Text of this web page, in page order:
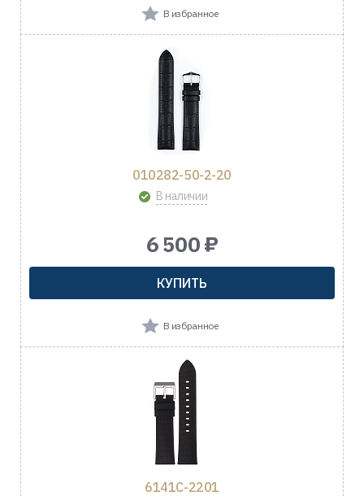
В избранное
010282-50-2-20
В наличии
6 500 ₽
КУПИТЬ
В избранное
6141C-2201